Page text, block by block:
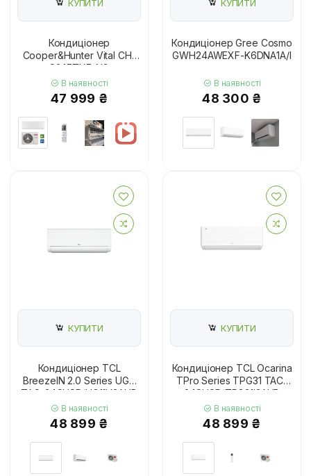
КУПИТИ
Кондиціонер
Cooper&Hunter Vital CH-
S24FTXF-NG
В наявності
47 999 ₴
КУПИТИ
Кондиціонер Gree Cosmo
GWH24AWEXF-K6DNA1A/I
В наявності
48 300 ₴
КУПИТИ
Кондиціонер TCL
BreezeIN 2.0 Series UG11
TAC-24CHSD/UG11V3AHB
В наявності
48 899 ₴
КУПИТИ
Кондиціонер TCL Ocarina
TPro Series TPG31 TAC-
24CHSD/TPG31I3AHB
В наявності
48 899 ₴